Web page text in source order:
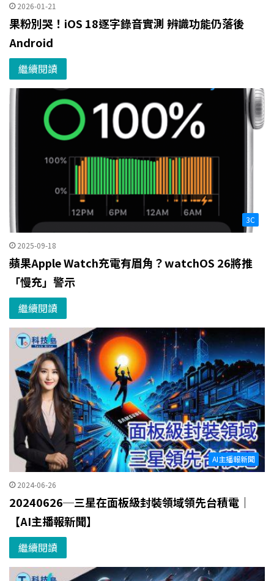
2026-01-21
果粉別哭！iOS 18逐字錄音實測 辨識功能仍落後
Android
繼續閱讀
3C
2025-09-18
蘋果Apple Watch充電有眉角？watchOS 26將推
「慢充」警示
繼續閱讀
AI主播報新聞
2024-06-26
20240626─三星在面板級封裝領域領先台積電｜
【AI主播報新聞】
繼續閱讀